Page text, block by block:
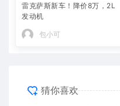
雷克萨斯新车！降价8万，2L
发动机
包小可
猜你喜欢